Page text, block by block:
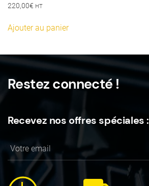
220,00€ HT
Ajouter au panier
Restez connecté !
Recevez nos offres spéciales :